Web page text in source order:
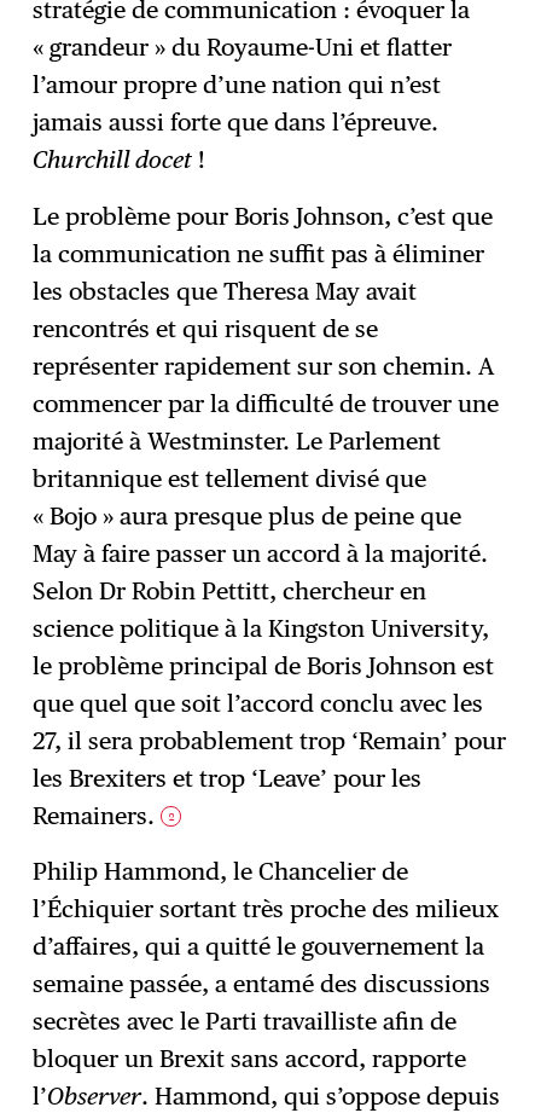
stratégie de communication : évoquer la
« grandeur » du Royaume-Uni et flatter
l’amour propre d’une nation qui n’est
jamais aussi forte que dans l’épreuve.
Churchill docet !
Le problème pour Boris Johnson, c’est que
la communication ne suffit pas à éliminer
les obstacles que Theresa May avait
rencontrés et qui risquent de se
représenter rapidement sur son chemin. A
commencer par la difficulté de trouver une
majorité à Westminster. Le Parlement
britannique est tellement divisé que
« Bojo » aura presque plus de peine que
May à faire passer un accord à la majorité.
Selon Dr Robin Pettitt, chercheur en
science politique à la Kingston University,
le problème principal de Boris Johnson est
que quel que soit l’accord conclu avec les
27, il sera probablement trop ‘Remain’ pour
les Brexiters et trop ‘Leave’ pour les
Remainers. 2
Philip Hammond, le Chancelier de
l’Échiquier sortant très proche des milieux
d’affaires, qui a quitté le gouvernement la
semaine passée, a entamé des discussions
secrètes avec le Parti travailliste afin de
bloquer un Brexit sans accord, rapporte
l’Observer. Hammond, qui s’oppose depuis